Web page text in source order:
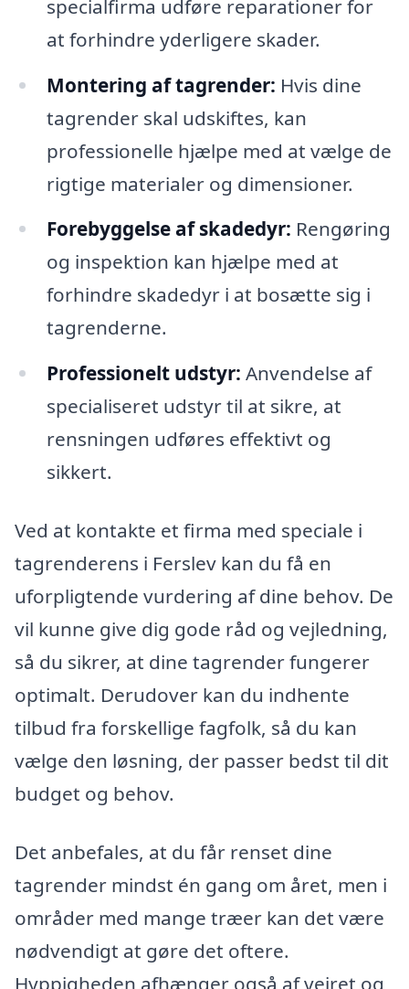
specialfirma udføre reparationer for
at forhindre yderligere skader.
Montering af tagrender: Hvis dine
tagrender skal udskiftes, kan
professionelle hjælpe med at vælge de
rigtige materialer og dimensioner.
Forebyggelse af skadedyr: Rengøring
og inspektion kan hjælpe med at
forhindre skadedyr i at bosætte sig i
tagrenderne.
Professionelt udstyr: Anvendelse af
specialiseret udstyr til at sikre, at
rensningen udføres effektivt og
sikkert.
Ved at kontakte et firma med speciale i
tagrenderens i Ferslev kan du få en
uforpligtende vurdering af dine behov. De
vil kunne give dig gode råd og vejledning,
så du sikrer, at dine tagrender fungerer
optimalt. Derudover kan du indhente
tilbud fra forskellige fagfolk, så du kan
vælge den løsning, der passer bedst til dit
budget og behov.
Det anbefales, at du får renset dine
tagrender mindst én gang om året, men i
områder med mange træer kan det være
nødvendigt at gøre det oftere.
Hyppigheden afhænger også af vejret og